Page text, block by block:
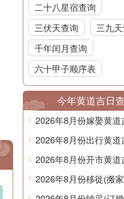
二十八星宿查询
三伏天查询
三九
千年闰月查询
六十甲子顺序表
今年黄道吉日
2026年8月份嫁娶黄道
2026年8月份出行黄道
2026年8月份开市黄道
2026年8月份移徙(搬